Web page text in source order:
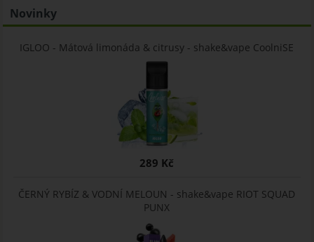
Novinky
IGLOO - Mátová limonáda & citrusy - shake&vape CoolniSE
289 Kč
ČERNÝ RYBÍZ & VODNÍ MELOUN - shake&vape RIOT SQUAD
PUNX